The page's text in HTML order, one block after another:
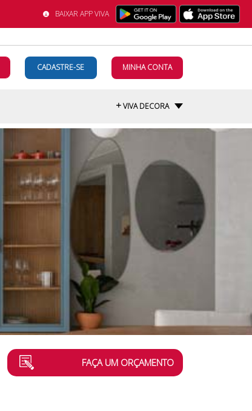
BAIXAR APP VIVA
CADASTRE-SE MINHA CONTA
+VIVA DECORA
FAÇA UM ORÇAMENTO